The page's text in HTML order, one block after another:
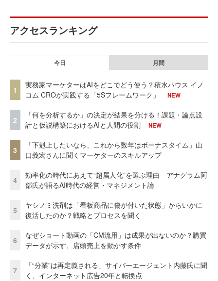
アクセスランキング
今日 月間
1
実務家マーケターはAIをどこでどう使う？積水ハウス イノ
コム CROが実践する「5Sフレームワーク」
NEW
2
「何を分析するか」の決定が結果を分ける！課題・論点設
計と仮説構築におけるAIと人間の役割
NEW
3
「下剋上したいなら、これから数年はボーナスタイム」山
口義宏さんに聞くマーケターのスキルアップ
4
効率化の時代にあえて“超属人化”を選ぶ理由 アナグラム阿
部氏が語るAI時代の経営・マネジメント論
5
ヤシノミ洗剤は「看板商品に傷が付いた状態」からいかに
復活したのか？戦略とプロセスを聞く
6
なぜショート動画の「CM流用」は成果が出ないのか？購買
データが示す、店頭売上を動かす条件
7
「“分業”は再定義される」サイバーエージェント内藤氏に聞
く、インターネット広告20年と転換点